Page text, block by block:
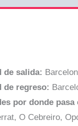
de salida:
de regreso:
por donde pasa
O Cebreiro,